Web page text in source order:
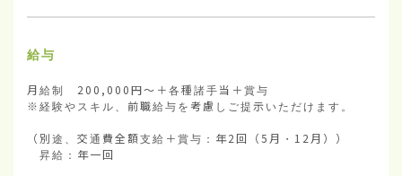
給与
月給制　200,000円～＋各種諸手当＋賞与
※経験やスキル、前職給与を考慮しご提示いただけます。
（別途、交通費全額支給＋賞与：年2回（5月・12月））
昇給：年一回